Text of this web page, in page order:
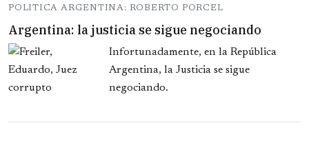
POLITICA ARGENTINA: ROBERTO PORCEL
Argentina: la justicia se sigue negociando
Infortunadamente, en la República
Argentina, la Justicia se sigue
negociando.